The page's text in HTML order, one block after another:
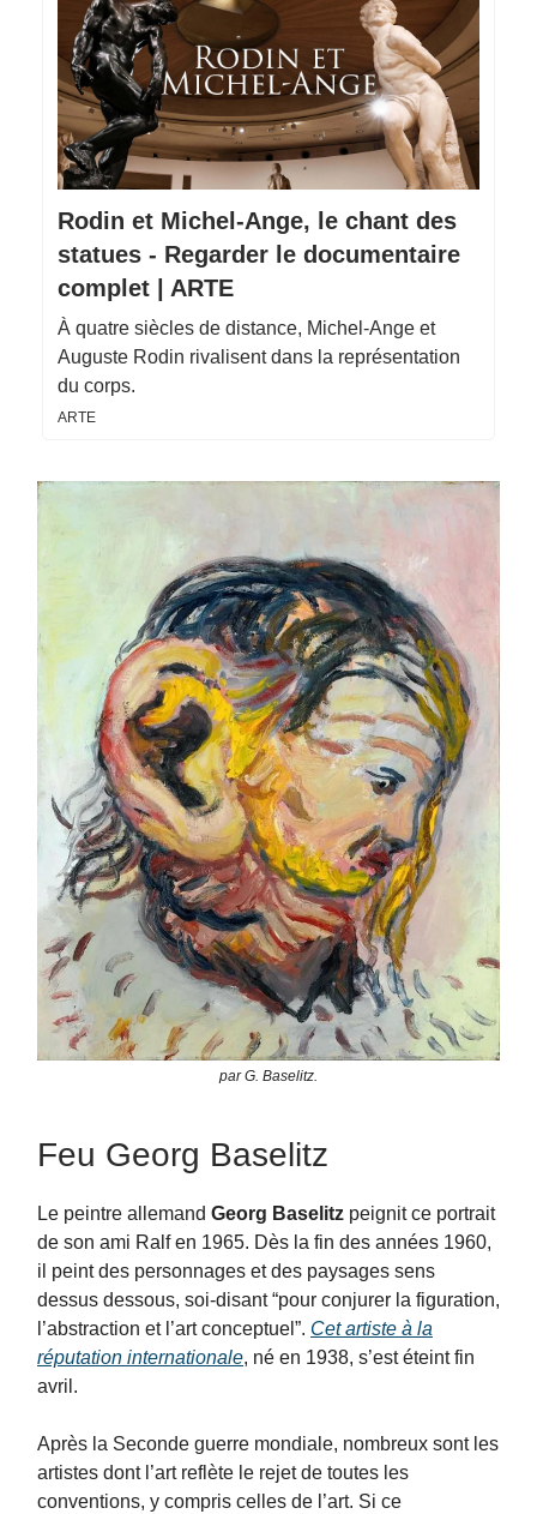
Rodin et Michel-Ange, le chant des
statues - Regarder le documentaire
complet | ARTE
À quatre siècles de distance, Michel-Ange et
Auguste Rodin rivalisent dans la représentation
du corps.
ARTE
par G. Baselitz.
Feu Georg Baselitz
Le peintre allemand Georg Baselitz peignit ce portrait
de son ami Ralf en 1965. Dès la fin des années 1960,
il peint des personnages et des paysages sens
dessus dessous, soi-disant “pour conjurer la figuration,
l’abstraction et l’art conceptuel”. Cet artiste à la
réputation internationale, né en 1938, s’est éteint fin
avril.
Après la Seconde guerre mondiale, nombreux sont les
artistes dont l’art reflète le rejet de toutes les
conventions, y compris celles de l’art. Si ce